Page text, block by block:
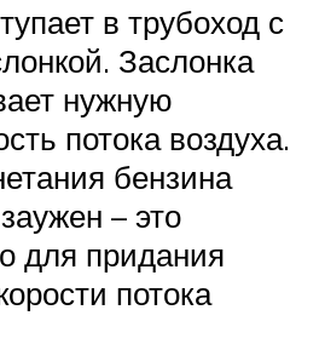
в трубоход с
Заслонка
нужную
потока воздуха.
бензина
– это
для придания
потока